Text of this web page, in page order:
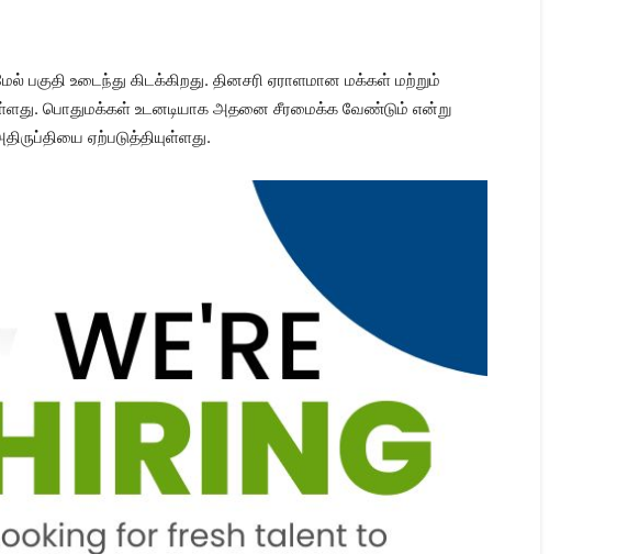
பகுதி உடைந்து கிடக்கிறது. தினசரி ஏராளமான மக்கள் மற்றும்
பொதுமக்கள் உடனடியாக அதனை சீரமைக்க வேண்டும் என்று
ஏற்படுத்தியுள்ளது.